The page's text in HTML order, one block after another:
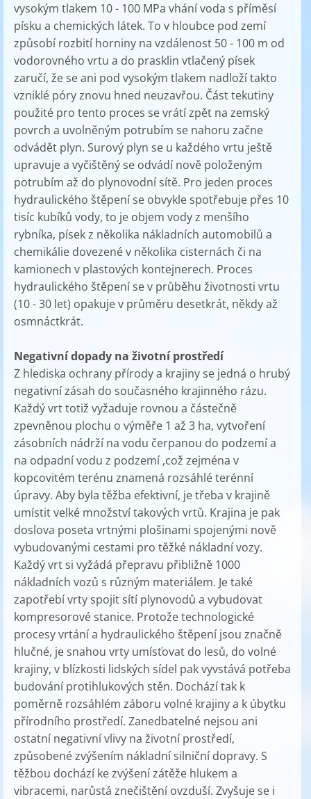
vysokým tlakem 10 - 100 MPa vhání voda s příměsí
písku a chemických látek. To v hloubce pod zemí
způsobí rozbití horniny na vzdálenost 50 - 100 m od
vodorovného vrtu a do prasklin vtlačený písek
zaručí, že se ani pod vysokým tlakem nadloží takto
vzniklé póry znovu hned neuzavřou. Část tekutiny
použité pro tento proces se vrátí zpět na zemský
povrch a uvolněným potrubím se nahoru začne
odvádět plyn. Surový plyn se u každého vrtu ještě
upravuje a vyčištěný se odvádí nově položeným
potrubím až do plynovodní sítě. Pro jeden proces
hydraulického štěpení se obvykle spotřebuje přes 10
tisíc kubíků vody, to je objem vody z menšího
rybníka, písek z několika nákladních automobilů a
chemikálie dovezené v několika cisternách či na
kamionech v plastových kontejnerech. Proces
hydraulického štěpení se v průběhu životnosti vrtu
(10 - 30 let) opakuje v průměru desetkrát, někdy až
osmnáctkrát.
Negativní dopady na životní prostředí
Z hlediska ochrany přírody a krajiny se jedná o hrubý
negativní zásah do současného krajinného rázu.
Každý vrt totiž vyžaduje rovnou a částečně
zpevněnou plochu o výměře 1 až 3 ha, vytvoření
zásobních nádrží na vodu čerpanou do podzemí a
na odpadní vodu z podzemí ,což zejména v
kopcovitém terénu znamená rozsáhlé terénní
úpravy. Aby byla těžba efektivní, je třeba v krajině
umístit velké množství takových vrtů. Krajina je pak
doslova poseta vrtnými plošinami spojenými nově
vybudovanými cestami pro těžké nákladní vozy.
Každý vrt si vyžádá přepravu přibližně 1000
nákladních vozů s různým materiálem. Je také
zapotřebí vrty spojit sítí plynovodů a vybudovat
kompresorové stanice. Protože technologické
procesy vrtání a hydraulického štěpení jsou značně
hlučné, je snahou vrty umísťovat do lesů, do volné
krajiny, v blízkosti lidských sídel pak vyvstává potřeba
budování protihlukových stěn. Dochází tak k
poměrně rozsáhlém záboru volné krajiny a k úbytku
přírodního prostředí. Zanedbatelné nejsou ani
ostatní negativní vlivy na životní prostředí,
způsobené zvýšením nákladní silniční dopravy. S
těžbou dochází ke zvýšení zátěže hlukem a
vibracemi, narůstá znečištění ovzduší. Zvyšuje se i